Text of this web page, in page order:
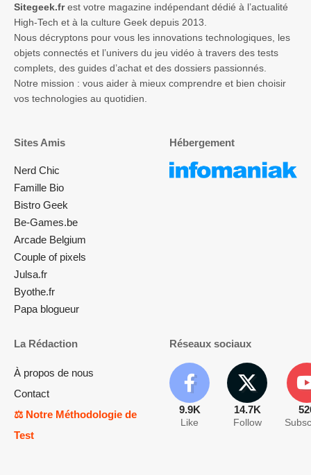
Sitegeek.frest votre magazine indépendant dédié à l’actualité
High-Tech et à la culture Geek depuis 2013.
Nous décryptons pour vous les innovations technologiques, les
objets connectés et l’univers du jeu vidéo à travers des tests
complets, des guides d’achat et des dossiers passionnés.
Notre mission : vous aider à mieux comprendre et bien choisir
vos technologies au quotidien.
Sites Amis
Nerd Chic
Famille Bio
Bistro Geek
Be-Games.be
Arcade Belgium
Couple of pixels
Julsa.fr
Byothe.fr
Papa blogueur
Hébergement
La Rédaction
À propos de nous
Contact
⚖️ Notre Méthodologie de
Test
Réseaux sociaux
9.9K
Like
14.7K
Follow